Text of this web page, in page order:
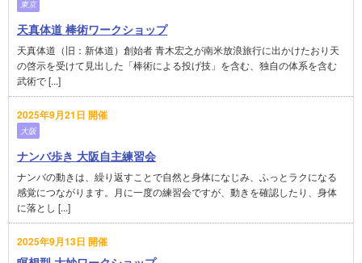
東京
天真体道 棒術ワークショップ
天真体道（旧：新体道）創始者 青木宏之が南米放浪旅行に出かけたおり天
の啓示を受けて見出した「棒術による投げ技」を含む、独自の体系を含む
武術で [...]
2025年9月21日 開催
大阪
ナンバ歩き 大阪自主練習会
ナンバの動きは、繰り返すことで自然と身体になじみ、ふっとラクになる
感覚につながります。月に一度の練習会ですが、動きを確認したり、身体
に落とし [...]
2025年9月13日 開催